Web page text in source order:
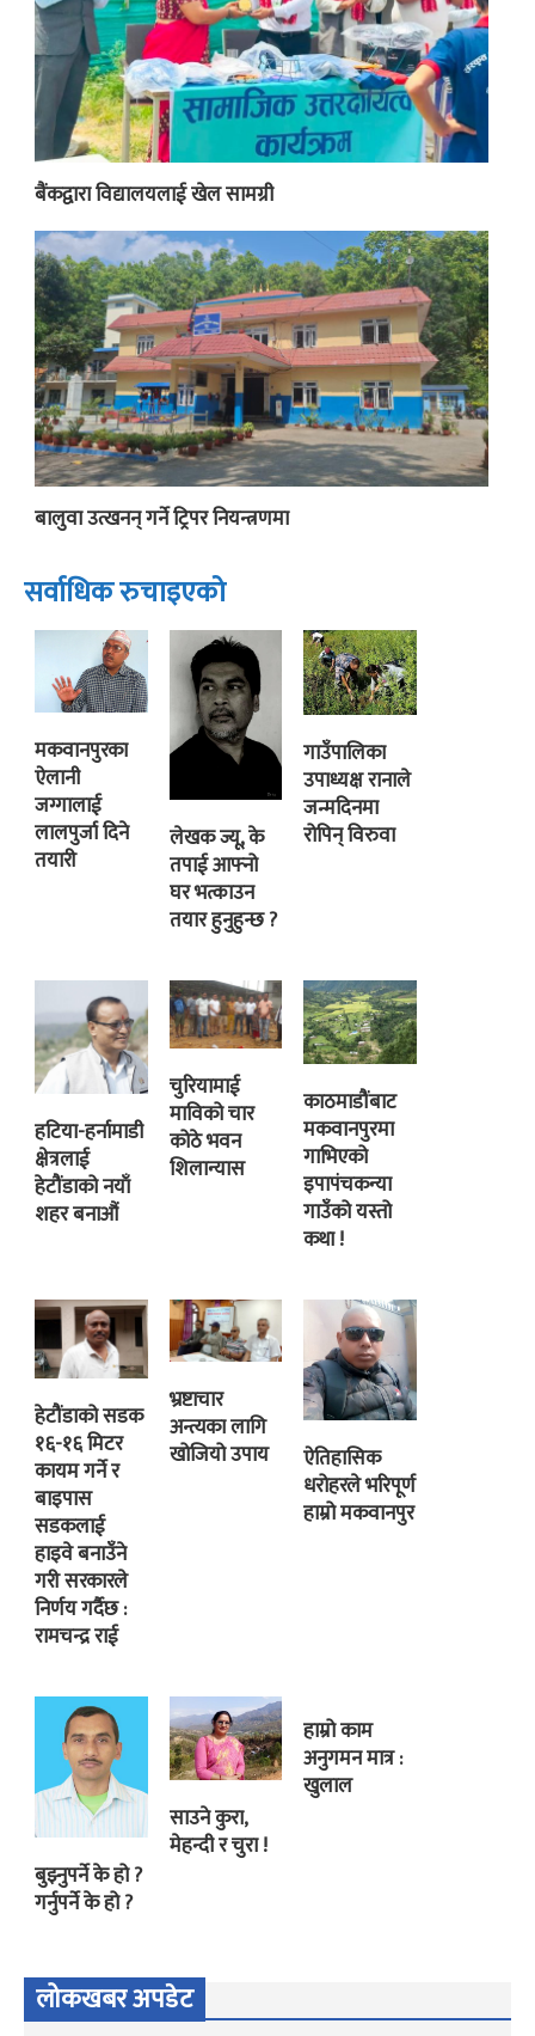
बैंकद्वारा विद्यालयलाई खेल सामग्री
बालुवा उत्खनन् गर्ने ट्रिपर नियन्त्रणमा
सर्वाधिक रुचाइएको
मकवानपुरका
ऐलानी
जग्गालाई
लालपुर्जा दिने
तयारी
लेखक ज्यू, के
तपाई आफ्नो
घर भत्काउन
तयार हुनुहुन्छ ?
गाउँपालिका
उपाध्यक्ष रानाले
जन्मदिनमा
रोपिन् विरुवा
हटिया-हर्नामाडी
क्षेत्रलाई
हेटौंडाको नयाँ
शहर बनाऔं
चुरियामाई
माविको चार
कोठे भवन
शिलान्यास
काठमाडौंबाट
मकवानपुरमा
गाभिएको
इपापंचकन्या
गाउँको यस्तो
कथा !
हेटौंडाको सडक
१६-१६ मिटर
कायम गर्ने र
बाइपास
सडकलाई
हाइवे बनाउँने
गरी सरकारले
निर्णय गर्दैछ :
रामचन्द्र राई
भ्रष्टाचार
अन्त्यका लागि
खोजियो उपाय
ऐतिहासिक
धरोहरले भरिपूर्ण
हाम्रो मकवानपुर
बुझ्नुपर्ने के हो ?
गर्नुपर्ने के हो ?
साउने कुरा,
मेहन्दी र चुरा !
हाम्रो काम
अनुगमन मात्र :
खुलाल
लोकखबर अपडेट